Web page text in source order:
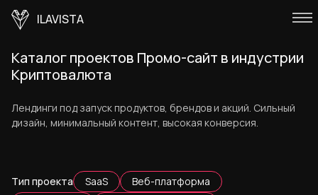
ILAVISTA
Каталог проектов Промо-сайт в индустрии
Криптовалюта
Лендинги под запуск продуктов, брендов и акций. Сильный
дизайн, минимальный контент, высокая конверсия.
Тип проекта SaaS
Веб-платформа